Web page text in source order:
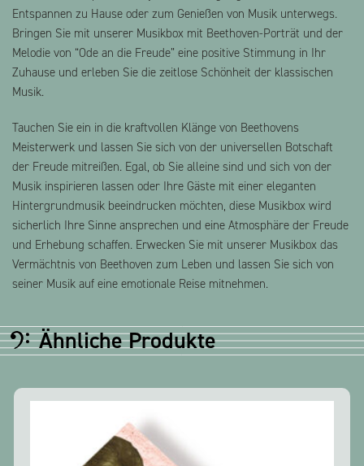
Entspannen zu Hause oder zum Genießen von Musik unterwegs.
Bringen Sie mit unserer Musikbox mit Beethoven-Porträt und der
Melodie von “Ode an die Freude” eine positive Stimmung in Ihr
Zuhause und erleben Sie die zeitlose Schönheit der klassischen
Musik.
Tauchen Sie ein in die kraftvollen Klänge von Beethovens
Meisterwerk und lassen Sie sich von der universellen Botschaft
der Freude mitreißen. Egal, ob Sie alleine sind und sich von der
Musik inspirieren lassen oder Ihre Gäste mit einer eleganten
Hintergrundmusik beeindrucken möchten, diese Musikbox wird
sicherlich Ihre Sinne ansprechen und eine Atmosphäre der Freude
und Erhebung schaffen. Erwecken Sie mit unserer Musikbox das
Vermächtnis von Beethoven zum Leben und lassen Sie sich von
seiner Musik auf eine emotionale Reise mitnehmen.
Ähnliche Produkte